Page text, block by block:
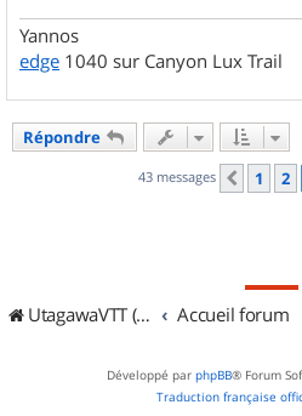
Yannos
edge 1040 sur Canyon Lux Trail
Répondre
43 messages 1 2
UtagawaVTT (Randos VTT et VTTAE avec traces GPS) Accueil forum
Développé par phpBB® Forum
Traduction française